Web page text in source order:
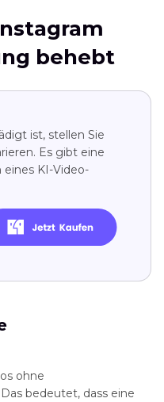
behebt
ist, stellen Sie
Es gibt eine
eines KI-Video-
ohne
bedeutet, dass eine